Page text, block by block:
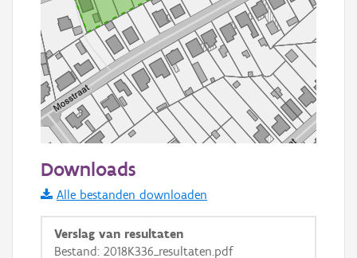
Informatie Vlaanderen
i
Downloads
Alle bestanden downloaden
Verslag van resultaten
Bestand: 2018K336_resultaten.pdf